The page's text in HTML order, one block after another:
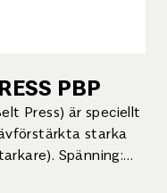
PBP
Press) är speciellt
starka
Spänning: